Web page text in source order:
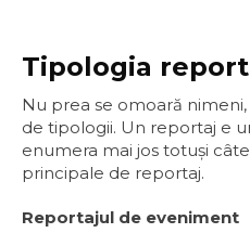
Tipologia
Nu prea se omoară
de tipologii. Un reportaj e
enumera mai jos totuși
principale de reportaj.
Reportajul de eveniment